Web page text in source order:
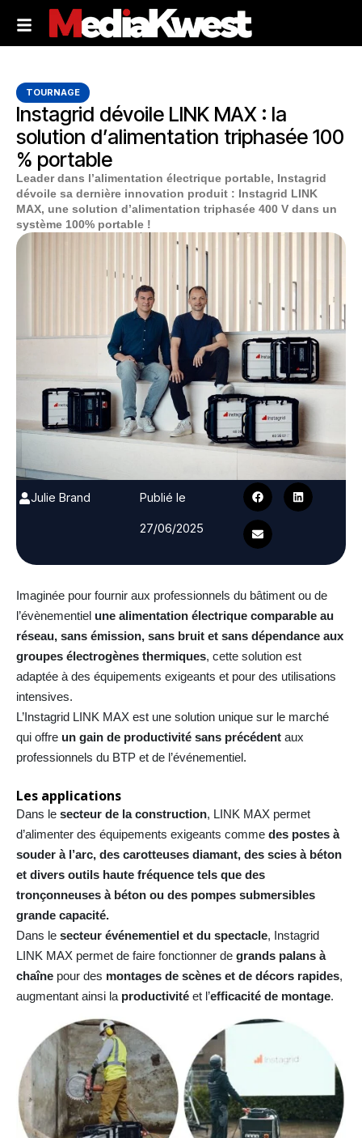
TOURNAGE
Instagrid dévoile LINK MAX : la
solution d’alimentation triphasée 100
% portable
Leader dans l’alimentation électrique portable, Instagrid
dévoile sa dernière innovation produit : Instagrid LINK
MAX, une solution d’alimentation triphasée 400 V dans un
système 100% portable !
Julie Brand
Publié le
27/06/2025
Imaginée pour fournir aux professionnels du bâtiment ou de
l’évènementiel une alimentation électrique comparable au
réseau, sans émission, sans bruit et sans dépendance aux
groupes électrogènes thermiques, cette solution est
adaptée à des équipements exigeants et pour des utilisations
intensives.
L’Instagrid LINK MAX est une solution unique sur le marché
qui offre un gain de productivité sans précédent aux
professionnels du BTP et de l’événementiel.
Les applications
Dans le secteur de la construction, LINK MAX permet
d’alimenter des équipements exigeants comme des postes à
souder à l’arc, des carotteuses diamant, des scies à béton
et divers outils haute fréquence tels que des
tronçonneuses à béton ou des pompes submersibles
grande capacité.
Dans le secteur événementiel et du spectacle, Instagrid
LINK MAX permet de faire fonctionner de grands palans à
chaîne pour des montages de scènes et de décors rapides,
augmentant ainsi la productivité et l’efficacité de montage.